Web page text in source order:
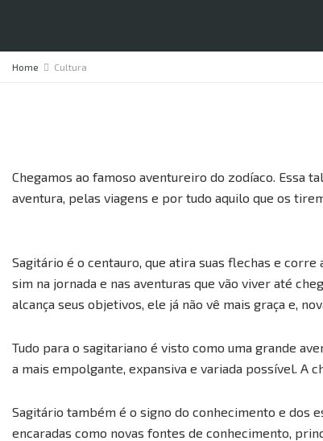
Home Cultura
Chegamos ao famoso aventureiro do zodíaco. Essa
aventura, pelas viagens e por tudo aquilo que os
Sagitário é o centauro, que atira suas flechas e corre
sim na jornada e nas aventuras que vão viver até
alcança seus objetivos, ele já não vê mais graça e,
Tudo para o sagitariano é visto como uma grande
a mais empolgante, expansiva e variada possível. A
Sagitário também é o signo do conhecimento e dos
encaradas como novas fontes de conhecimento,